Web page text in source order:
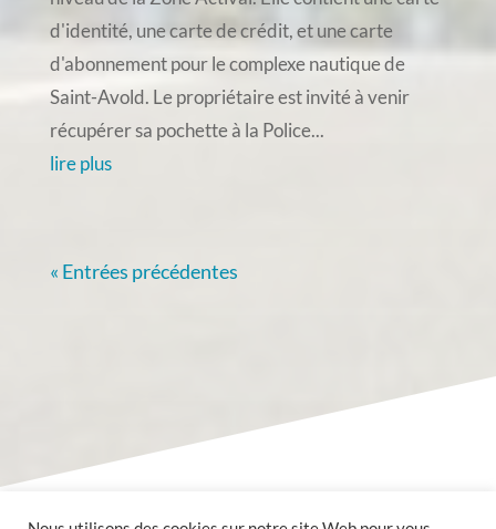
d'identité, une carte de crédit, et une carte
d'abonnement pour le complexe nautique de
Saint-Avold. Le propriétaire est invité à venir
récupérer sa pochette à la Police...
lire plus
« Entrées précédentes